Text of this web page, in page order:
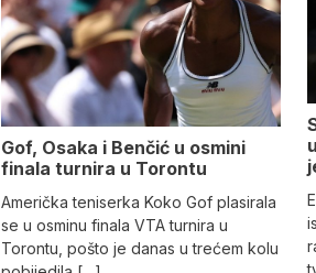
Gof, Osaka i Benčić u osmini
finala turnira u Torontu
Američka teniserka Koko Gof plasirala
se u osminu finala VTA turnira u
Torontu, pošto je danas u trećem kolu